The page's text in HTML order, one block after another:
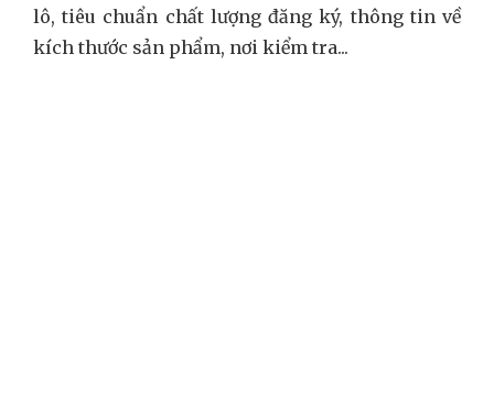
lô, tiêu chuẩn chất lượng đăng ký, thông tin về
kích thước sản phẩm, nơi kiểm tra...